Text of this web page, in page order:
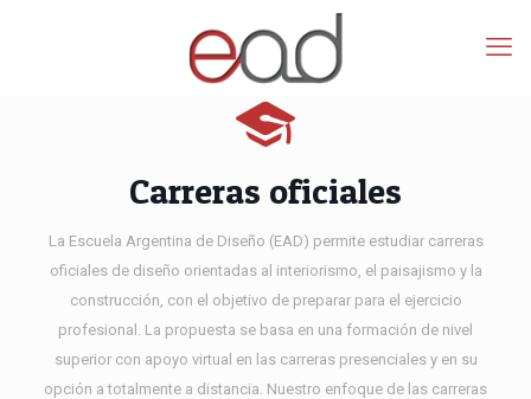
Carreras oficiales
La Escuela Argentina de Diseño (EAD) permite estudiar carreras
oficiales de diseño orientadas al interiorismo, el paisajismo y la
construcción, con el objetivo de preparar para el ejercicio
profesional. La propuesta se basa en una formación de nivel
superior con apoyo virtual en las carreras presenciales y en su
opción a totalmente a distancia. Nuestro enfoque de las carreras